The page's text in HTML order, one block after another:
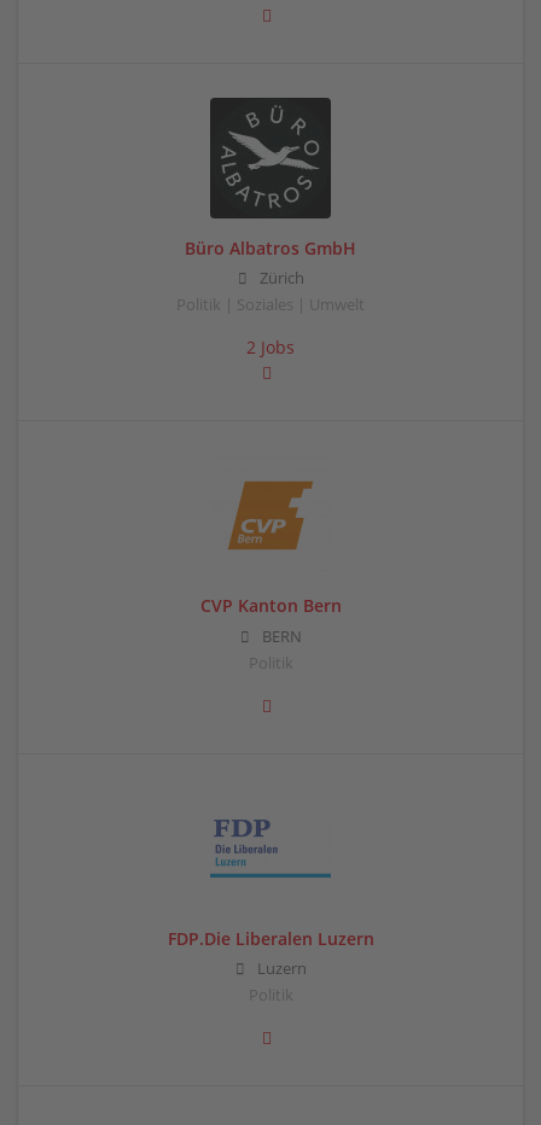
Büro Albatros GmbH
Zürich
Politik | Soziales | Umwelt
2 Jobs
CVP Kanton Bern
BERN
Politik
FDP.Die Liberalen Luzern
Luzern
Politik